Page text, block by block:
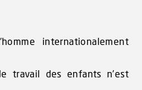
internationalement
travail des enfants n’est